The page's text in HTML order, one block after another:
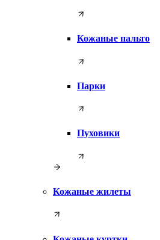
Кожаные пальто
Парки
Пуховики
Кожаные жилеты